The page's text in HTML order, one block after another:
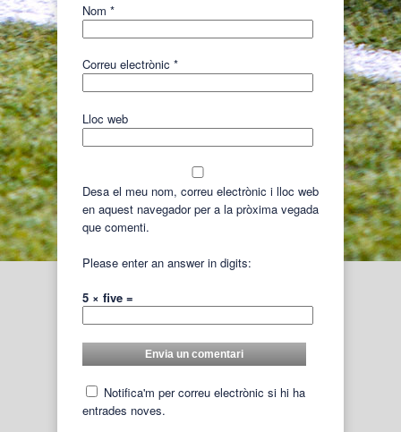
Nom *
Correu electrònic *
Lloc web
Desa el meu nom, correu electrònic i lloc web
en aquest navegador per a la pròxima vegada
que comenti.
Please enter an answer in digits:
5 × five =
Notifica'm per correu electrònic si hi ha
entrades noves.